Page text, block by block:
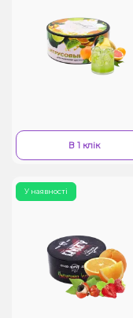
В 1 клік
У наявності